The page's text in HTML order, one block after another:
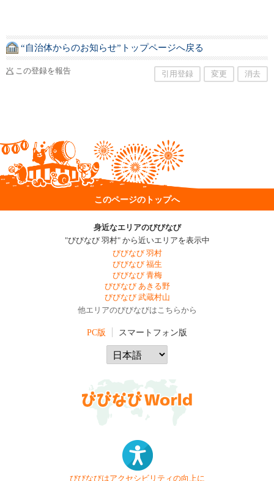
“自治体からのお知らせ”トップページへ戻る
この登録を報告 引用登録 変更 消去
このページのトップへ
身近なエリアのびびなび
"びびなび 羽村" から近いエリアを表示中
びびなび 羽村
びびなび 福生
びびなび 青梅
びびなび あきる野
びびなび 武蔵村山
他エリアのびびなびはこちらから
PC版 スマートフォン版
びびなびはアクセシビリティの向上に